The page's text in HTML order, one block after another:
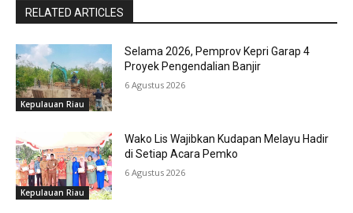
RELATED ARTICLES
Kepulauan Riau
Selama 2026, Pemprov Kepri Garap 4
Proyek Pengendalian Banjir
6 Agustus 2026
Kepulauan Riau
Wako Lis Wajibkan Kudapan Melayu Hadir
di Setiap Acara Pemko
6 Agustus 2026